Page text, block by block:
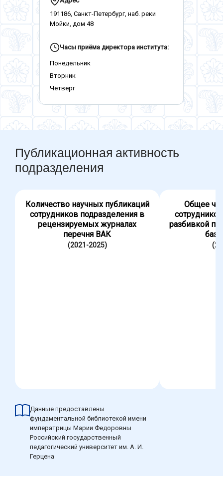
191186, Санкт-Петербург, наб. реки
Мойки, дом 48
Часы приёма директора института:
Понедельник
Вторник
Четверг
Публикационная активность
подразделения
Количество научных публикаций
сотрудников подразделения в
рецензируемых журналах
перечня ВАК
(2021-2025)
Общее
разбивкой
Данные предоставлены
фундаментальной библиотекой имени
императрицы Марии Федоровны
Российский государственный
педагогический университет им. А. И.
Герцена